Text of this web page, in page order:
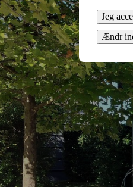
Jeg
Ændr